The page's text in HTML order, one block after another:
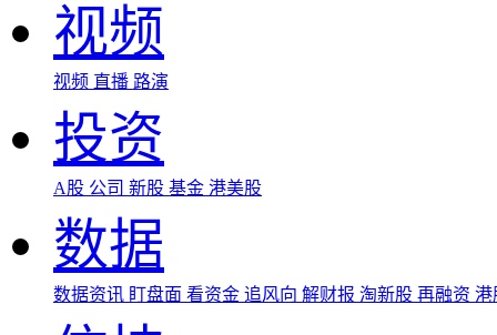
视频
视频 直播 路演
投资
A股 公司 新股 基金 港美股
数据
数据资讯 盯盘面 看资金 追风向 解财报 淘新股 再融资